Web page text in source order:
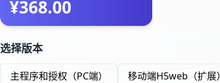
¥368.00
选择版本
主程序和授权（PC端） 移动端H5web（扩展）